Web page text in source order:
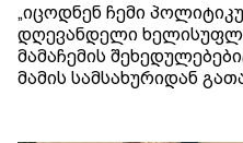
„იცოდნენ ჩემი
დღევანდელი
მამაჩემის
მამის სამსახურიდან